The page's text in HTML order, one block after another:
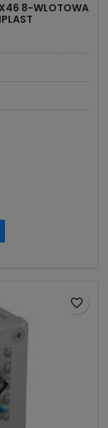
8-WLOTOWA
favorite_border